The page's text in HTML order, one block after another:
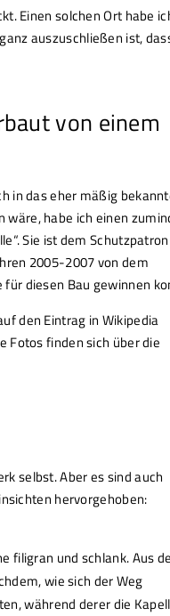
Einen solchen Ort habe
auszuschließen ist,
von einem
in das eher mäßig
habe ich einen
Sie ist dem
2005-2007 von dem
diesen Bau gewinnen
den Eintrag in Wikipedia
Fotos finden sich über die
selbst. Aber es sind auch
hervorgehoben:
filigran und schlank. Aus
wie sich der Weg
während derer die